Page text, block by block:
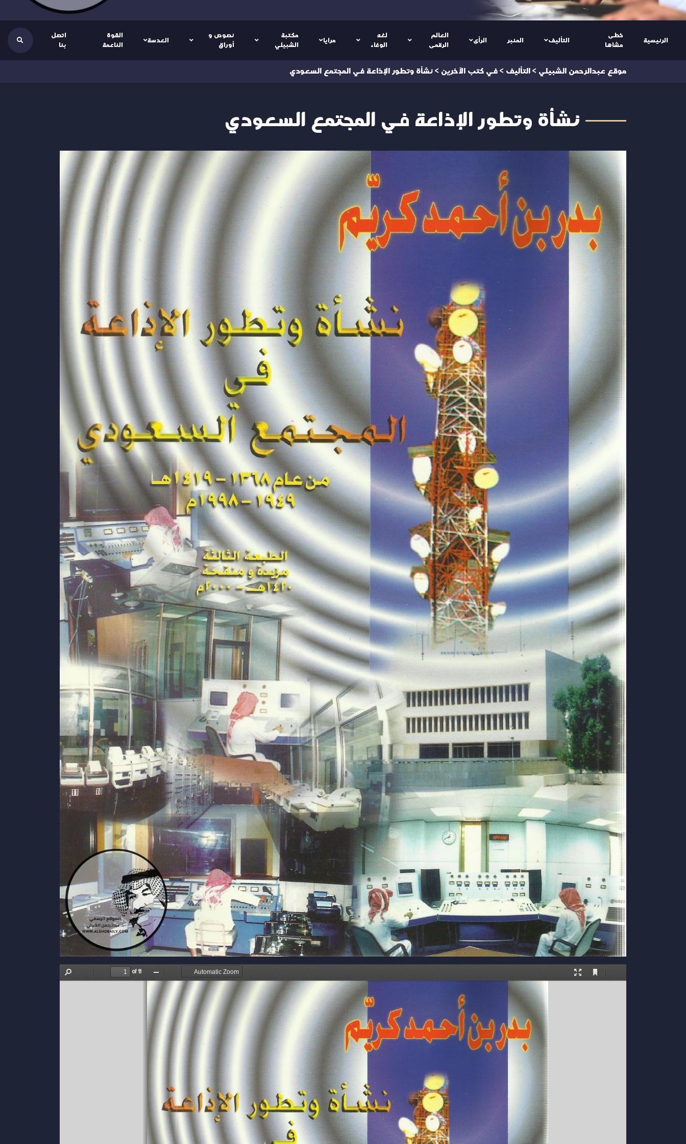
الرئيسية
خطى
مشاها
التأليف المنبر الرأى
العالم
الرقمى
لغه
الوفاء
مرايا
مكتبة
الشبيلي
نصوص و
أوراق
العدسة
القوة
الناعمة
اتصل
بنا
موقع عبدالرحمن الشبيلي > التأليف > في كتب الآخرين > نشأة وتطور الإذاعة في المجتمع السعودي
نشأة وتطور الإذاعة في المجتمع السعودي
Next
of 11
Presentation Current
Tools
Zoom
In